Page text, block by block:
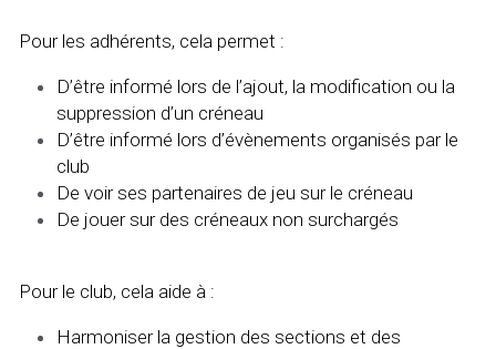
Pour les adhérents, cela permet :
D’être informé lors de l’ajout, la modification ou la
suppression d’un créneau
D’être informé lors d’évènements organisés par le
club
De voir ses partenaires de jeu sur le créneau
De jouer sur des créneaux non surchargés
Pour le club, cela aide à :
Harmoniser la gestion des sections et des